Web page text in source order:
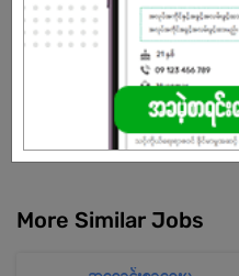
Don't
More Similar Jobs